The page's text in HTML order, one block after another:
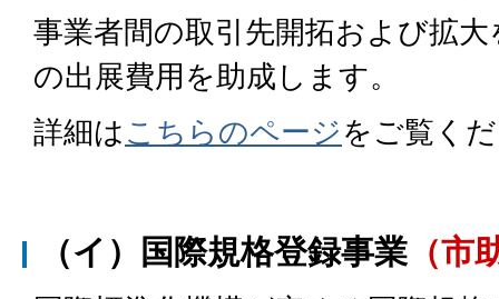
事業者間の取引先開拓および拡
の出展費用を助成します。
詳細はこちらのページをご覧く
（イ）国際規格登録事業 （市